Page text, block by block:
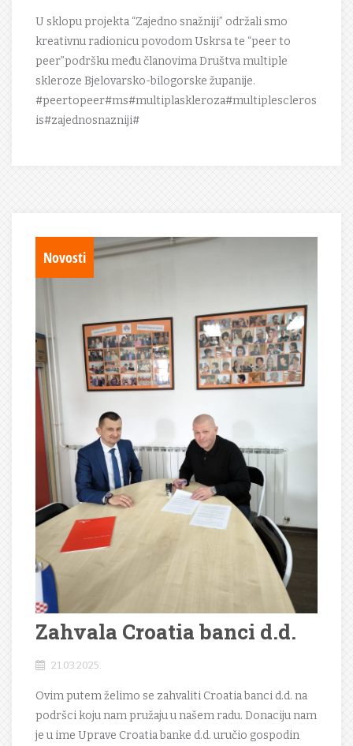
U sklopu projekta “Zajedno snažniji” održali smo
kreativnu radionicu povodom Uskrsa te “peer to
peer”podršku među članovima Društva multiple
skleroze Bjelovarsko-bilogorske županije.
#peertopeer#ms#multiplaskleroza#multiplescleros
is#zajednosnazniji#
Novosti
Zahvala Croatia banci d.d.
21.03.2025.
Ovim putem želimo se zahvaliti Croatia banci d.d. na
podršci koju nam pružaju u našem radu. Donaciju nam
je u ime Uprave Croatia banke d.d. uručio gospodin